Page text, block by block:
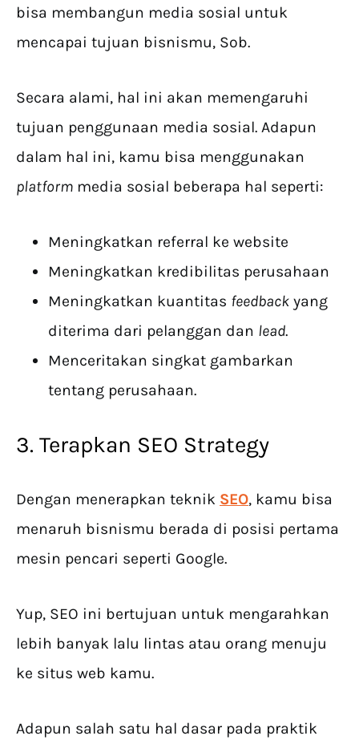
bisa membangun media sosial untuk
mencapai tujuan bisnismu, Sob.
Secara alami, hal ini akan memengaruhi
tujuan penggunaan media sosial. Adapun
dalam hal ini, kamu bisa menggunakan
platform media sosial beberapa hal seperti:
Meningkatkan referral ke website
Meningkatkan kredibilitas perusahaan
Meningkatkan kuantitas feedback yang
diterima dari pelanggan dan lead.
Menceritakan singkat gambarkan
tentang perusahaan.
3. Terapkan SEO Strategy
Dengan menerapkan teknik SEO, kamu bisa
menaruh bisnismu berada di posisi pertama
mesin pencari seperti Google.
Yup, SEO ini bertujuan untuk mengarahkan
lebih banyak lalu lintas atau orang menuju
ke situs web kamu.
Adapun salah satu hal dasar pada praktik